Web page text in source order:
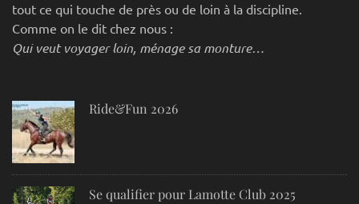
tout ce qui touche de près ou de loin à la discipline.
Comme on le dit chez nous :
Qui veut voyager loin, ménage sa monture…
Ride&Fun 2026
Se qualifier pour Lamotte Club 2025